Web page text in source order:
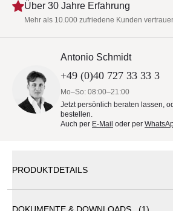
Über 30 Jahre Erfahrung
Mehr als 10.000 zufriedene Kunden
Antonio Schmidt
+49 (0)40 727 33 33 3
Mo–So: 08:00–21:00
Jetzt persönlich beraten lassen,
bestellen.
Auch per E-Mail oder per
PRODUKTDETAILS
DOKUMENTE & DOWNLOADS (1)